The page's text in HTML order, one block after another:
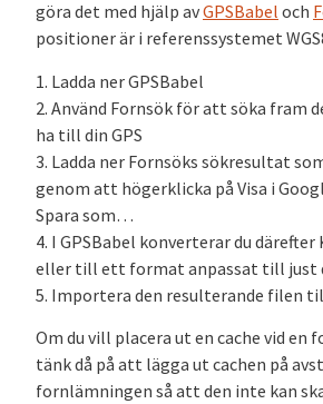
göra det med hjälp avGPSBabel och
positioner är i referenssystemet
1. Ladda ner GPSBabel
2. Använd Fornsök för att söka fram
ha till din GPS
3. Ladda ner Fornsöks sökresultat
genom att högerklicka på Visa i
Spara som…
4. I GPSBabel konverterar du
eller till ett format anpassat till just
5. Importera den resulterande filen
Om du vill placera ut en cache vid
tänk då på att lägga ut cachen på
fornlämningen så att den inte kan